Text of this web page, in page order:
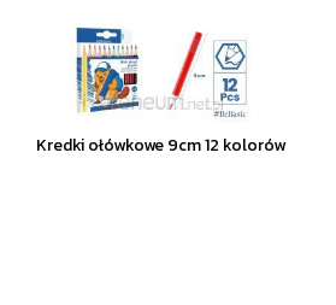
Kredki ołówkowe 9cm 12 kolorów